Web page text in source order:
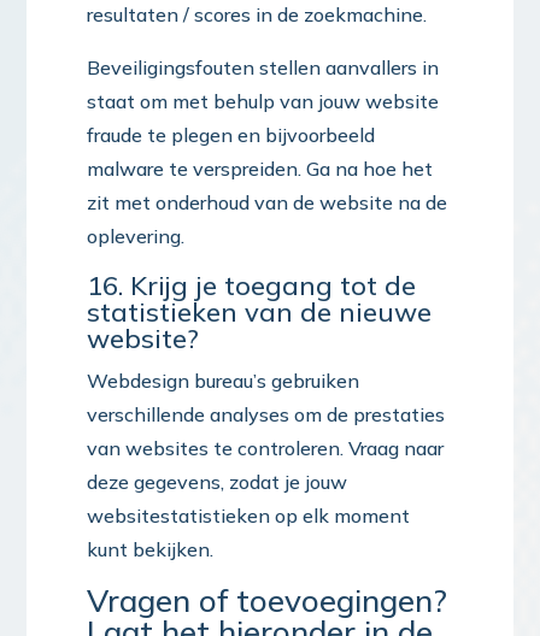
resultaten / scores in de zoekmachine.
Beveiligingsfouten stellen aanvallers in
staat om met behulp van jouw website
fraude te plegen en bijvoorbeeld
malware te verspreiden. Ga na hoe het
zit met onderhoud van de website na de
oplevering.
16. Krijg je toegang tot de
statistieken van de nieuwe
website?
Webdesign bureau’s gebruiken
verschillende analyses om de prestaties
van websites te controleren. Vraag naar
deze gegevens, zodat je jouw
websitestatistieken op elk moment
kunt bekijken.
Vragen of toevoegingen?